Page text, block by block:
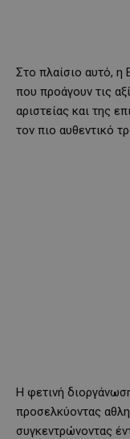
Στο πλαίσιο αυτό, η
που προάγουν τις
αριστείας και της
τον πιο αυθεντικό
Η φετινή
προσελκύοντας
συγκεντρώνοντας